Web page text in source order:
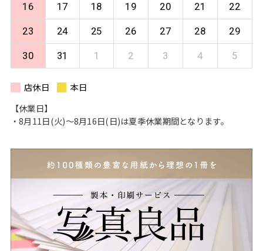
16 17 18 19 20 21 22
23 24 25 26 27 28 29
30 31 1 2 3 4 5
店休日
本日
【休業日】
・8月11日(火)〜8月16日(日)は夏季休業期間となります。